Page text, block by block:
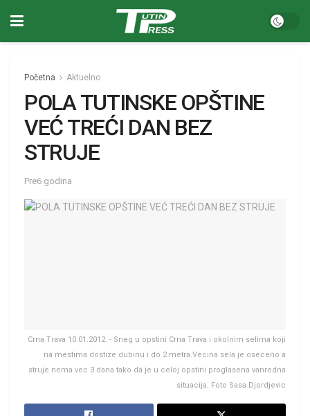
Početna Aktuelno
POLA TUTINSKE OPŠTINE
VEĆ TREĆI DAN BEZ
STRUJE
Pre6 godina
Crna Trava 10.01.2012. - Sneg u opstini Crna Trava i okolnim selima koji
na mestima dostize dubinu i do 2 metra.Vecina sela je oseceno a
struje nema vec 3 dana tako da je u celoj opstini proglasena vanredna
situacija. Foto Sasa Djordjevic